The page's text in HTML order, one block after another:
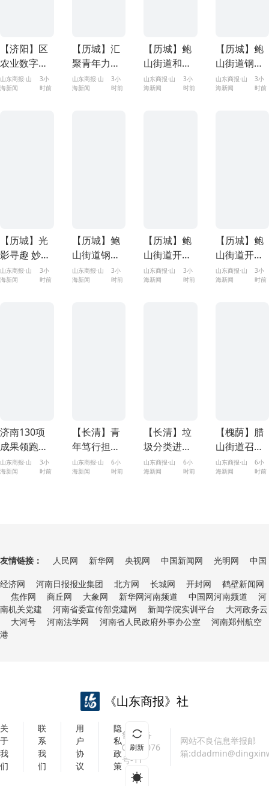
【济阳】区
农业数字兵
团开展白皮
冬瓜公益助
山东商报·山
海新闻
3小
时前
【历城】汇
聚青年力量
共绘振兴蓝
图——历城
山东商报·山
海新闻
3小
时前
【历城】鲍
山街道和顺
社区开展“夏
日送清凉”慰
山东商报·山
海新闻
3小
时前
【历城】鲍
山街道钢城
新苑东区社
区开展儿童
山东商报·山
海新闻
3小
时前
【历城】光
影寻趣 妙笔
造梦——王
舍人街道魅
山东商报·山
海新闻
3小
时前
【历城】鲍
山街道钢城
新苑西区开
展“品读育人
山东商报·山
海新闻
3小
时前
【历城】鲍
山街道开展
工贸企业安
全隐患排查
山东商报·山
海新闻
3小
时前
【历城】鲍
山街道开展
辖区商超、
餐饮单位安
山东商报·山
海新闻
3小
时前
济南130项
成果领跑全
省！2025年
度山东省科
山东商报·山
海新闻
3小
时前
【长清】青
年笃行担使
命 筑梦乡土
践初心——
山东商报·山
海新闻
6小
时前
【长清】垃
圾分类进农
商 文明新风
促提升——
山东商报·山
海新闻
6小
时前
【槐荫】腊
山街道召开
半年总结暨
高质量发展
山东商报·山
海新闻
6小
时前
友情链接： 人民网 新华网 央视网 中国新闻网 光明网 中国
经济网 河南日报报业集团 北方网 长城网 开封网
鹤壁新闻网
焦作网
商丘网 大象网 新华网河南频道 中国网河南频道
河
南机关党建
河南省委宣传部党建网 新闻学院实训平台
大河政务云
大河号
河南法学网 河南省人民政府外事办公室
河南郑州航空
港
《山东商报》社
关
于
我
们
联
系
我
们
用
户
协
议
隐
私
政
策
鲁ICP备
07018076
号-11
网站不良信息举报邮
箱
刷新